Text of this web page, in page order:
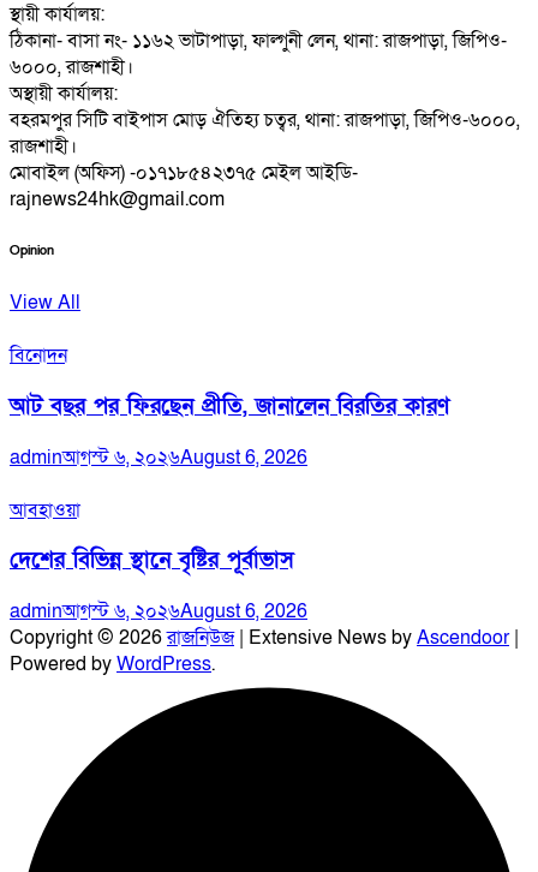
স্থায়ী কার্যালয়:
ঠিকানা- বাসা নং- ১১৬২ ভাটাপাড়া, ফাল্গুনী লেন, থানা: রাজপাড়া, জিপিও-
৬০০০, রাজশাহী।
অস্থায়ী কার্যালয়:
বহরমপুর সিটি বাইপাস মোড় ঐতিহ্য চত্বর, থানা: রাজপাড়া, জিপিও-৬০০০,
রাজশাহী।
মোবাইল (অফিস) -০১৭১৮৫৪২৩৭৫ মেইল আইডি-
rajnews24hk@gmail.com
Opinion
View All
বিনোদন
আট বছর পর ফিরছেন প্রীতি, জানালেন বিরতির কারণ
adminআগস্ট ৬, ২০২৬August 6, 2026
আবহাওয়া
দেশের বিভিন্ন স্থানে বৃষ্টির পূর্বাভাস
adminআগস্ট ৬, ২০২৬August 6, 2026
Copyright © 2026রাজনিউজ| Extensive News byAscendoor|
Powered byWordPress.